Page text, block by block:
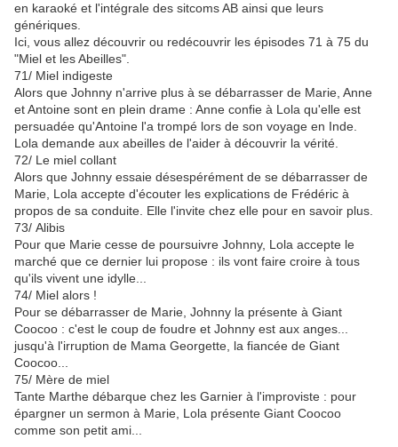
en karaoké et l'intégrale des sitcoms AB ainsi que leurs
génériques.
Ici, vous allez découvrir ou redécouvrir les épisodes 71 à 75 du
"Miel et les Abeilles".
71/ Miel indigeste
Alors que Johnny n'arrive plus à se débarrasser de Marie, Anne
et Antoine sont en plein drame : Anne confie à Lola qu'elle est
persuadée qu'Antoine l'a trompé lors de son voyage en Inde.
Lola demande aux abeilles de l'aider à découvrir la vérité.
72/ Le miel collant
Alors que Johnny essaie désespérément de se débarrasser de
Marie, Lola accepte d'écouter les explications de Frédéric à
propos de sa conduite. Elle l'invite chez elle pour en savoir plus.
73/ Alibis
Pour que Marie cesse de poursuivre Johnny, Lola accepte le
marché que ce dernier lui propose : ils vont faire croire à tous
qu'ils vivent une idylle...
74/ Miel alors !
Pour se débarrasser de Marie, Johnny la présente à Giant
Coocoo : c'est le coup de foudre et Johnny est aux anges...
jusqu'à l'irruption de Mama Georgette, la fiancée de Giant
Coocoo...
75/ Mère de miel
Tante Marthe débarque chez les Garnier à l'improviste : pour
épargner un sermon à Marie, Lola présente Giant Coocoo
comme son petit ami...